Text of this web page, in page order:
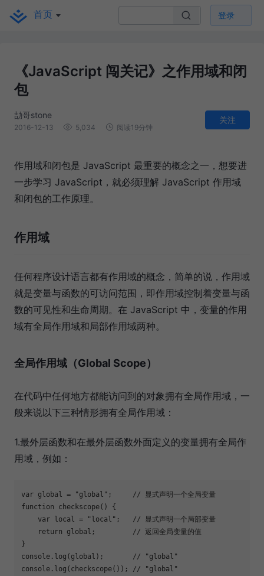
首页 登录
《JavaScript 闯关记》之作用域和闭
包
劼哥stone
2016-12-13 5,034 阅读19分钟
关注
作用域和闭包是 JavaScript 最重要的概念之一，想要进
一步学习 JavaScript，就必须理解 JavaScript 作用域
和闭包的工作原理。
作用域
任何程序设计语言都有作用域的概念，简单的说，作用域
就是变量与函数的可访问范围，即作用域控制着变量与函
数的可见性和生命周期。在 JavaScript 中，变量的作用
域有全局作用域和局部作用域两种。
全局作用域（Global Scope）
在代码中任何地方都能访问到的对象拥有全局作用域，一
般来说以下三种情形拥有全局作用域：
1.最外层函数和在最外层函数外面定义的变量拥有全局作
用域，例如：
var global = "global" ;
// 显式声明一个全局变量
function
checkscope( ) {
var local = "local" ;
// 显式声明一个局部变量
return global;
// 返回全局变量的值
console .log(global);
// "global"
console .log(checkscope());
// "global"